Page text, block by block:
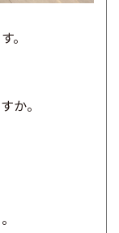
。
か。